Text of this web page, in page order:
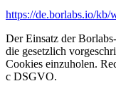
https://de.borlabs.io/kb/
Der Einsatz der
die gesetzlich
Cookies einzuholen.
c DSGVO.